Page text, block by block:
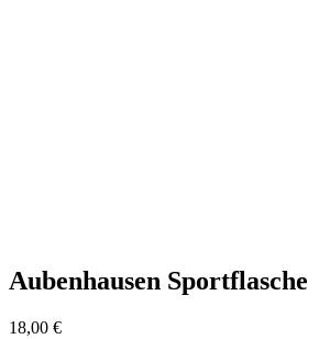
Aubenhausen Sportflasche
18,00 €